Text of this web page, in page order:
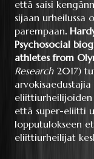
että saisi
sijaan urheilussa
parempaan.
Psychosocial
athletes from
Research2017)
että super-eliitti
lopputulokseen
eliittiurheilijat